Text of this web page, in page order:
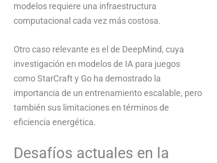
modelos requiere una infraestructura
computacional cada vez más costosa.
Otro caso relevante es el de DeepMind, cuya
investigación en modelos de IA para juegos
como StarCraft y Go ha demostrado la
importancia de un entrenamiento escalable, pero
también sus limitaciones en términos de
eficiencia energética.
Desafíos actuales en la